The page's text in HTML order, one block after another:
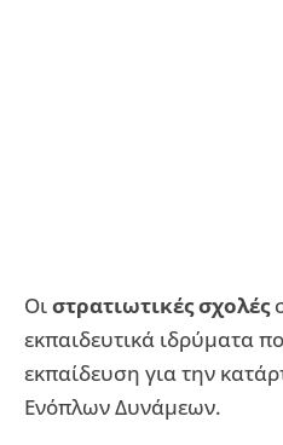
Οιστρατιωτικές σχολές
εκπαιδευτικά ιδρύματα
εκπαίδευση για την
Ενόπλων Δυνάμεων.